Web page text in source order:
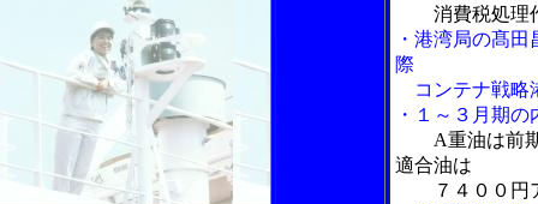
消費税処理
・港湾局の髙
際
コンテナ戦略
・１～３月期
A重油は前
適合油は
７４００円ア